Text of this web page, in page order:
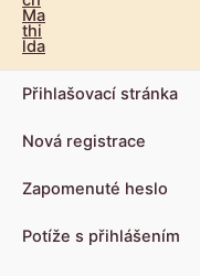
Přihlašovací stránka
Nová registrace
Zapomenuté heslo
Potíže s přihlášením